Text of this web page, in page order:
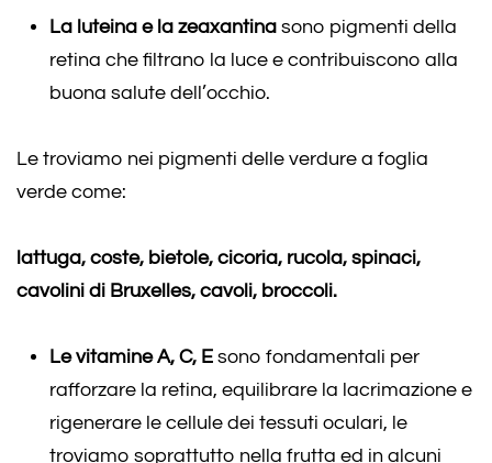
La luteina e la zeaxantina sono pigmenti della
retina che filtrano la luce e contribuiscono alla
buona salute dell’occhio.
Le troviamo nei pigmenti delle verdure a foglia
verde come:
lattuga, coste, bietole, cicoria, rucola, spinaci,
cavolini di Bruxelles, cavoli, broccoli.
Le vitamine A, C, E sono fondamentali per
rafforzare la retina, equilibrare la lacrimazione e
rigenerare le cellule dei tessuti oculari, le
troviamo soprattutto nella frutta ed in alcuni